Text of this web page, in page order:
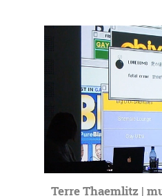
Terre Thaemlitz |